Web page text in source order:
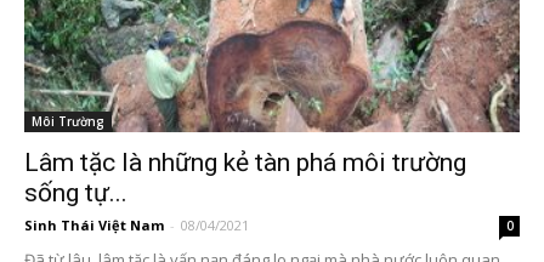
Môi Trường
Lâm tặc là những kẻ tàn phá môi trường
sống tự...
Sinh Thái Việt Nam - 08/04/2021 0